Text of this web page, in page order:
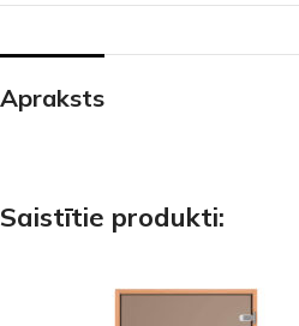
Apraksts
Saistītie produkti: